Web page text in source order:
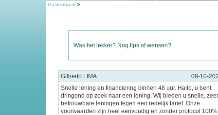
Gastenboek »
Was het lekker? Nog tips of wensen?
Gilberto LIMA
08-10-
Snelle lening en financiering binnen 48 uur. Hallo, u bent
dringend op zoek naar een lening. Wij bieden u snelle, zeer
betrouwbare leningen tegen een redelijk tarief. Onze
voorwaarden zijn heel eenvoudig en zonder protocol 100%